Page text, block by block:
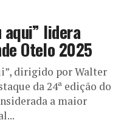
aqui” lidera
Otelo 2025
dirigido por Walter
da 24ª edição do
a maior